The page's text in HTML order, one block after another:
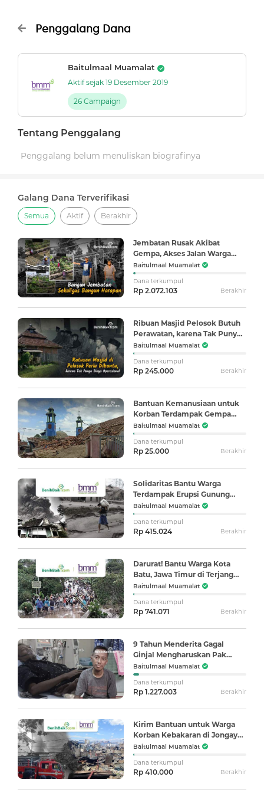
Penggalang Dana
Baitulmaal Muamalat
Aktif sejak 19 Desember 2019
26 Campaign
Tentang Penggalang
Penggalang belum menuliskan biografinya
Galang Dana Terverifikasi
Semua Aktif Berakhir
Jembatan Rusak Akibat
Gempa, Akses Jalan Warga
Mamuju Terputus
Baitulmaal Muamalat
Dana terkumpul
Rp 2.072.103 Berakhir
Ribuan Masjid Pelosok Butuh
Perawatan, karena Tak Punya
Biaya Operasional
Baitulmaal Muamalat
Dana terkumpul
Rp 245.000 Berakhir
Bantuan Kemanusiaan untuk
Korban Terdampak Gempa
Cianjur
Baitulmaal Muamalat
Dana terkumpul
Rp 25.000 Berakhir
Solidaritas Bantu Warga
Terdampak Erupsi Gunung
Semeru
Baitulmaal Muamalat
Dana terkumpul
Rp 415.024 Berakhir
Darurat! Bantu Warga Kota
Batu, Jawa Timur di Terjang
Banjir
Baitulmaal Muamalat
Dana terkumpul
Rp 741.071 Berakhir
9 Tahun Menderita Gagal
Ginjal Mengharuskan Pak
Suherman Cuci Darah
Baitulmaal Muamalat
Dana terkumpul
Rp 1.227.003 Berakhir
Kirim Bantuan untuk Warga
Korban Kebakaran di Jongaya,
Makassar
Baitulmaal Muamalat
Dana terkumpul
Rp 410.000 Berakhir